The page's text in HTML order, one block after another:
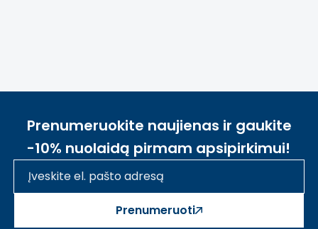
Prenumeruokite naujienas ir gaukite
-10% nuolaidą pirmam apsipirkimui!
Prenumeruoti